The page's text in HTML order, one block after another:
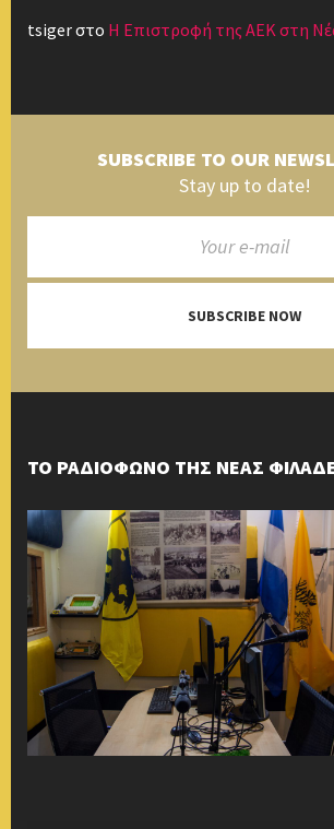
tsigerστο Η Επιστροφή της ΑΕΚ στη
SUBSCRIBE TO OUR
Stay up to date!
SUBSCRIBE NOW
ΤΟ ΡΑΔΙΟΦΩΝΟ ΤΗΣ ΝΕΑΣ